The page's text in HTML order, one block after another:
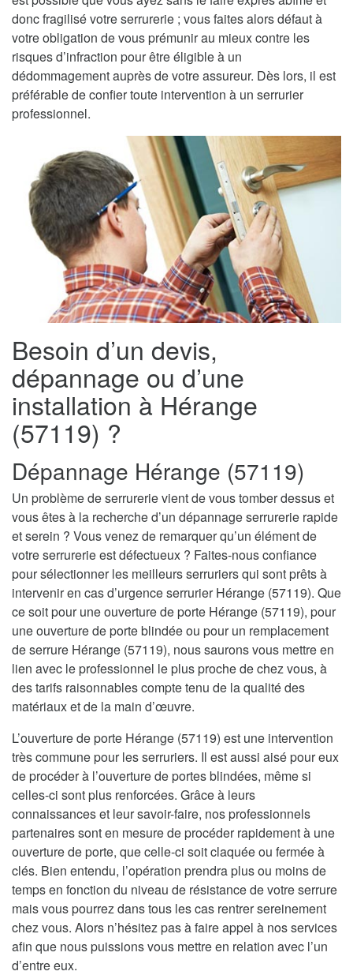
donc fragilisé votre serrurerie ; vous faites alors défaut à
votre obligation de vous prémunir au mieux contre les
risques d’infraction pour être éligible à un
dédommagement auprès de votre assureur. Dès lors, il est
préférable de confier toute intervention à un serrurier
professionnel.
Besoin d’un devis,
dépannage ou d’une
installation à Hérange
(57119) ?
Dépannage Hérange (57119)
Un problème de serrurerie vient de vous tomber dessus et
vous êtes à la recherche d’un dépannage serrurerie rapide
et serein ? Vous venez de remarquer qu’un élément de
votre serrurerie est défectueux ? Faites-nous confiance
pour sélectionner les meilleurs serruriers qui sont prêts à
intervenir en cas d’urgence serrurier Hérange (57119). Que
ce soit pour une ouverture de porte Hérange (57119), pour
une ouverture de porte blindée ou pour un remplacement
de serrure Hérange (57119), nous saurons vous mettre en
lien avec le professionnel le plus proche de chez vous, à
des tarifs raisonnables compte tenu de la qualité des
matériaux et de la main d’œuvre.
L’ouverture de porte Hérange (57119) est une intervention
très commune pour les serruriers. Il est aussi aisé pour eux
de procéder à l’ouverture de portes blindées, même si
celles-ci sont plus renforcées. Grâce à leurs
connaissances et leur savoir-faire, nos professionnels
partenaires sont en mesure de procéder rapidement à une
ouverture de porte, que celle-ci soit claquée ou fermée à
clés. Bien entendu, l’opération prendra plus ou moins de
temps en fonction du niveau de résistance de votre serrure
mais vous pourrez dans tous les cas rentrer sereinement
chez vous. Alors n’hésitez pas à faire appel à nos services
afin que nous puissions vous mettre en relation avec l’un
d’entre eux.